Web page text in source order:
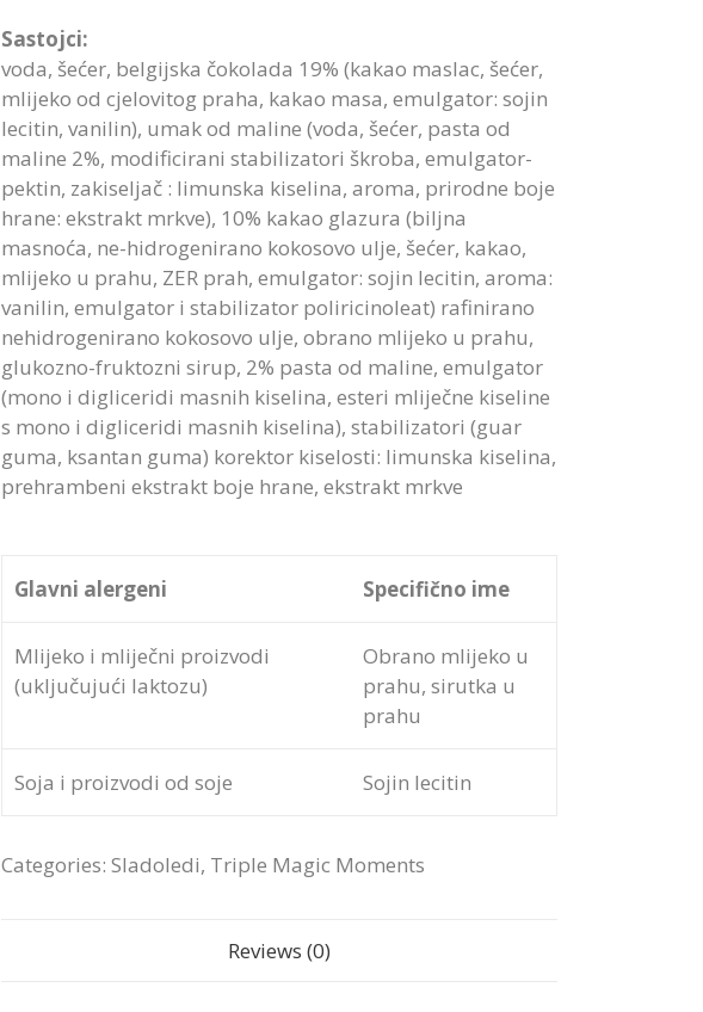
Sastojci:
voda, šećer, belgijska čokolada 19% (kakao maslac, šećer,
mlijeko od cjelovitog praha, kakao masa, emulgator: sojin
lecitin, vanilin), umak od maline (voda, šećer, pasta od
maline 2%, modificirani stabilizatori škroba, emulgator-
pektin, zakiseljač : limunska kiselina, aroma, prirodne boje
hrane: ekstrakt mrkve), 10% kakao glazura (biljna
masnoća, ne-hidrogenirano kokosovo ulje, šećer, kakao,
mlijeko u prahu, ZER prah, emulgator: sojin lecitin, aroma:
vanilin, emulgator i stabilizator poliricinoleat) rafinirano
nehidrogenirano kokosovo ulje, obrano mlijeko u prahu,
glukozno-fruktozni sirup, 2% pasta od maline, emulgator
(mono i digliceridi masnih kiselina, esteri mliječne kiseline
s mono i digliceridi masnih kiselina), stabilizatori (guar
guma, ksantan guma) korektor kiselosti: limunska kiselina,
prehrambeni ekstrakt boje hrane, ekstrakt mrkve
Glavni alergeni Specifično ime
Mlijeko i mliječni proizvodi
(uključujući laktozu)
Obrano mlijeko u
prahu, sirutka u
prahu
Soja i proizvodi od soje Sojin lecitin
Categories: Sladoledi, Triple Magic Moments
Reviews (0)